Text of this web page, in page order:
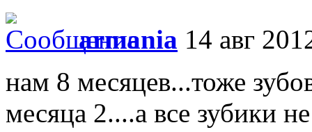
armania 14 авг
нам 8 месяцев...тоже
месяца 2....а все зубики